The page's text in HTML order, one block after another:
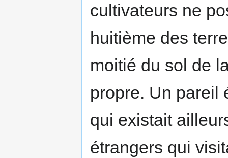
cultivateurs ne
huitième des
moitié du sol de
propre. Un pareil
qui existait
étrangers qui